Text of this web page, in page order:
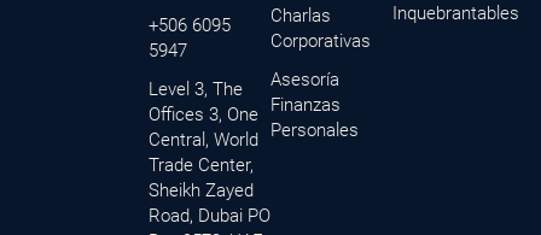
+506 6095
5947
Level 3, The
Offices 3, One
Central, World
Trade Center,
Sheikh Zayed
Road, Dubai PO
Charlas
Corporativas
Asesoría
Finanzas
Personales
Inquebrantables